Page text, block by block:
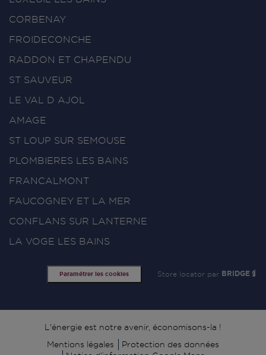
CORBENAY
FROIDECONCHE
RADDON ET CHAPENDU
ST SAUVEUR
LE VAL D AJOL
AMAGE
ST LOUP SUR SEMOUSE
PLOMBIERES LES BAINS
FRANCALMONT
FAUCOGNEY ET LA MER
CONFLANS SUR LANTERNE
LA VOGE LES BAINS
Paramétrer les cookies Store locator par BRIDGE
Signature
L'énergie est notre avenir, économisons-la !
Mentions légales
Protection des données